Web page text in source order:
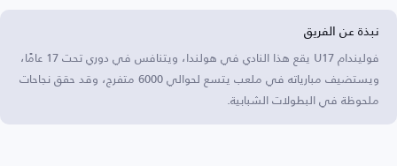
نبذة عن الفريق
فوليندام U17 يقع هذا النادي في هولندا، ويتنافس في دوري تحت 17 عامًا،
ويستضيف مبارياته في ملعب يتسع لحوالي 6000 متفرج، وقد حقق نجاحات
ملحوظة في البطولات الشبابية.